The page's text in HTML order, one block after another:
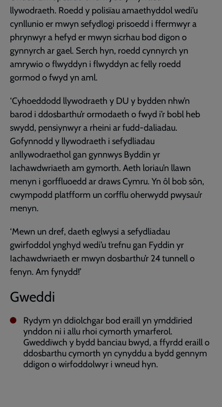
llywodraeth. Roedd y polisïau amaethyddol wedi’u
cynllunio er mwyn sefydlogi prisoedd i ffermwyr a
phrynwyr a hefyd er mwyn sicrhau bod digon o
gynnyrch ar gael. Serch hyn, roedd cynnyrch yn
amrywio o flwyddyn i flwyddyn ac felly roedd
gormod o fwyd yn aml.
‘Cyhoeddodd llywodraeth y DU y bydden nhw’n
barod i ddosbarthu’r ormodaeth o fwyd i’r bobl heb
swydd, pensiynwyr a rheini ar fudd-daliadau.
Gofynnodd y llywodraeth i sefydliadau
anllywodraethol gan gynnwys Byddin yr
Iachawdwriaeth am gymorth. Aeth loriau’n llawn
menyn i gorffluoedd ar draws Cymru. Yn ôl bob sôn,
cwympodd platfform un corfflu oherwydd pwysau’r
menyn.
‘Mewn un dref, daeth eglwysi a sefydliadau
gwirfoddol ynghyd wedi’u trefnu gan Fyddin yr
Iachawdwriaeth er mwyn dosbarthu’r 24 tunnell o
fenyn. Am fynydd!’
Gweddi
Rydym yn ddiolchgar bod eraill yn ymddiried
ynddon ni i allu rhoi cymorth ymarferol.
Gweddïwch y bydd banciau bwyd, a ffyrdd eraill o
ddosbarthu cymorth yn cynyddu a bydd gennym
ddigon o wirfoddolwyr i wneud hyn.